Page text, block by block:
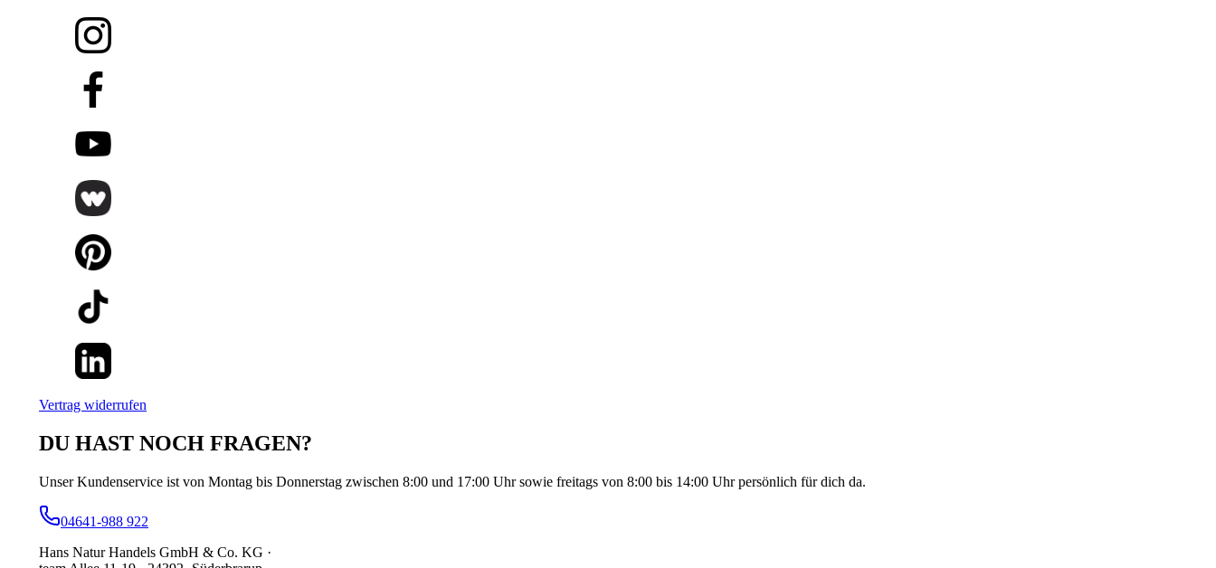
Vertrag widerrufen
DU HAST NOCH FRAGEN?
Unser Kundenservice ist von Montag bis Donnerstag zwischen 8:00 und 17:00 Uhr sowie freitags von 8:00 bis 14:00 Uhr persönlich für dich da.
04641-988 922
Hans Natur Handels GmbH & Co. KG ·